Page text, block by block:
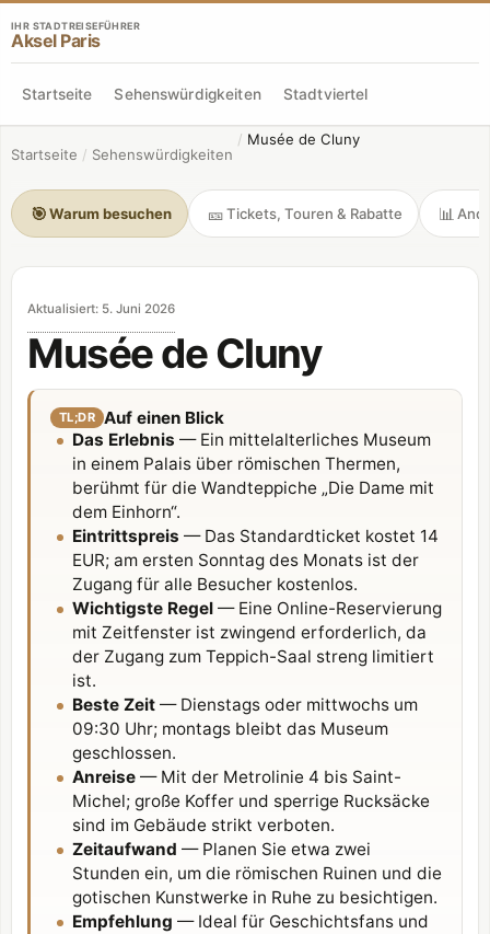
IHR STADTREISEFÜHRER
Aksel Paris
Startseite Sehenswürdigkeiten Stadtviertel
Startseite / Sehenswürdigkeiten
/ Musée de Cluny
🎯Warum besuchen 🎫Tickets, Touren & Rabatte 📊
Aktualisiert: 5. Juni 2026
Musée de Cluny
TL;DR Auf einen Blick
Das Erlebnis — Ein mittelalterliches Museum
in einem Palais über römischen Thermen,
berühmt für die Wandteppiche „Die Dame mit
dem Einhorn“.
Eintrittspreis — Das Standardticket kostet 14
EUR; am ersten Sonntag des Monats ist der
Zugang für alle Besucher kostenlos.
Wichtigste Regel — Eine Online-Reservierung
mit Zeitfenster ist zwingend erforderlich, da
der Zugang zum Teppich-Saal streng limitiert
ist.
Beste Zeit — Dienstags oder mittwochs um
09:30 Uhr; montags bleibt das Museum
geschlossen.
Anreise — Mit der Metrolinie 4 bis Saint-
Michel; große Koffer und sperrige Rucksäcke
sind im Gebäude strikt verboten.
Zeitaufwand — Planen Sie etwa zwei
Stunden ein, um die römischen Ruinen und die
gotischen Kunstwerke in Ruhe zu besichtigen.
Empfehlung — Ideal für Geschichtsfans und